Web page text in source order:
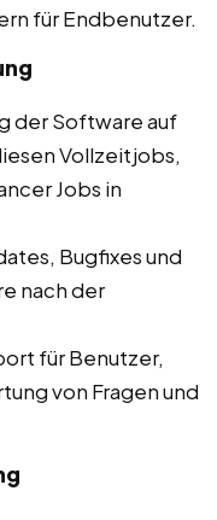
für Endbenutzer.
der Software auf
Vollzeitjobs,
Jobs in
Bugfixes und
nach der
für Benutzer,
von Fragen und